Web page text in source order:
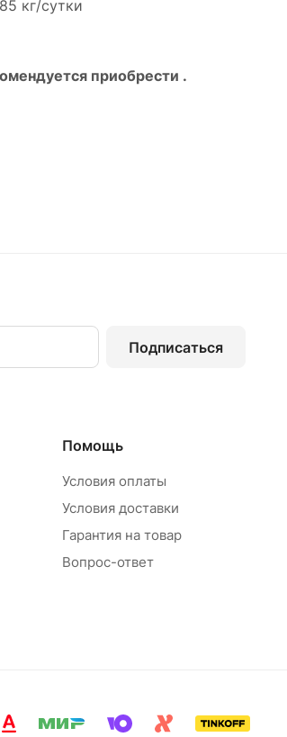
кг/сутки
приобрести .
Подписаться
Помощь
Условия оплаты
Условия доставки
Гарантия на товар
Вопрос-ответ